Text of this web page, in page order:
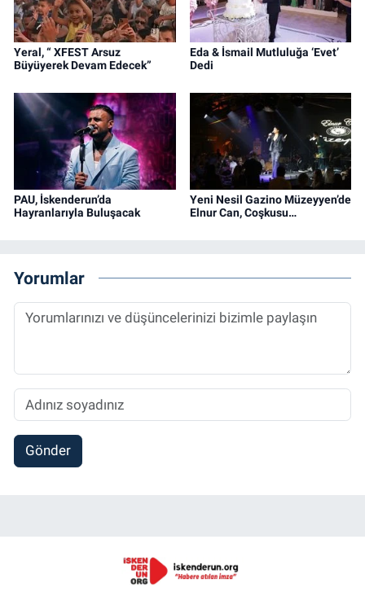
Yeral, “ XFEST Arsuz
Büyüyerek Devam Edecek”
Eda & İsmail Mutluluğa ‘Evet’
Dedi
PAU, İskenderun’da
Hayranlarıyla Buluşacak
Yeni Nesil Gazino Müzeyyen’de
Elnur Can, Coşkusu…
Yorumlar
Gönder